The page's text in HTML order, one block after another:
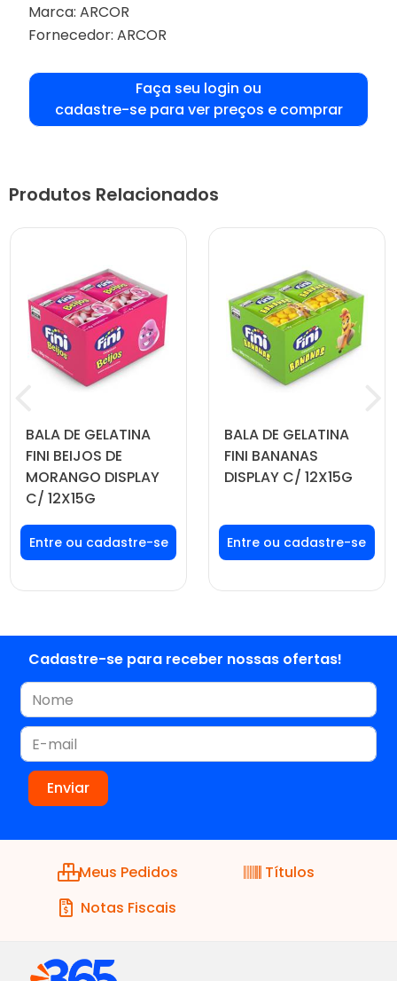
Marca: ARCOR
Fornecedor: ARCOR
Faça seu login ou
cadastre-se para ver preços e comprar
Produtos Relacionados
BALA DE GELATINA
FINI BEIJOS DE
MORANGO DISPLAY
C/ 12X15G
Faça seu login ou
cadastre-se para
ver preços e
BALA DE GELATINA
FINI BANANAS
DISPLAY C/ 12X15G
Faça seu login ou
cadastre-se para
ver preços e
Cadastre-se para receber nossas ofertas!
Meus Pedidos
Títulos
Notas Fiscais